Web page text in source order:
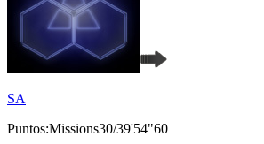
SA
Puntos:Missions30/39'54"60